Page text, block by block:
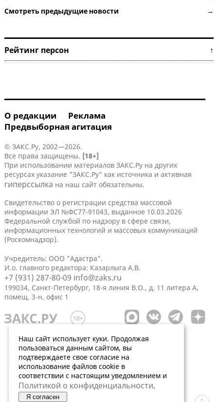
Смотреть предыдущие новости →
Рейтинг персон ↑
О редакции
Реклама
Предвыборная агитация
© ЗАКС.Ру, 2002—2026.
Все права защищены. [18+]
При использовании материалов ЗАКС.Ру на других
ресурсах указание "ЗАКС.Ру" как источника и активная
гиперссылка на наш сайт обязательны.
Свидетельство о регистрации средства массовой
информации ЭЛ №ФС77-91043, выданное 10.03.2026
Федеральной службой по надзору в сфере связи,
информационных технологий и массовых коммуникаций
(Роскомнадзор).
Учредитель: ООО "Адастра".
И.о. главного редактора: Казарлыга А.В.
+7 (931) 287-80-09 info@zaks.ru
199034, Санкт-Петербург, 18-я линия В.О., д. 11 литера А,
помещ. 3-н, офис 1
Наш сайт использует куки. Продолжая
пользоваться данным сайтом, вы
подтверждаете свое согласие на
использование файлов cookie в
соответствии с настоящим уведомлением и
Политикой о конфиденциальности.
Я согласен